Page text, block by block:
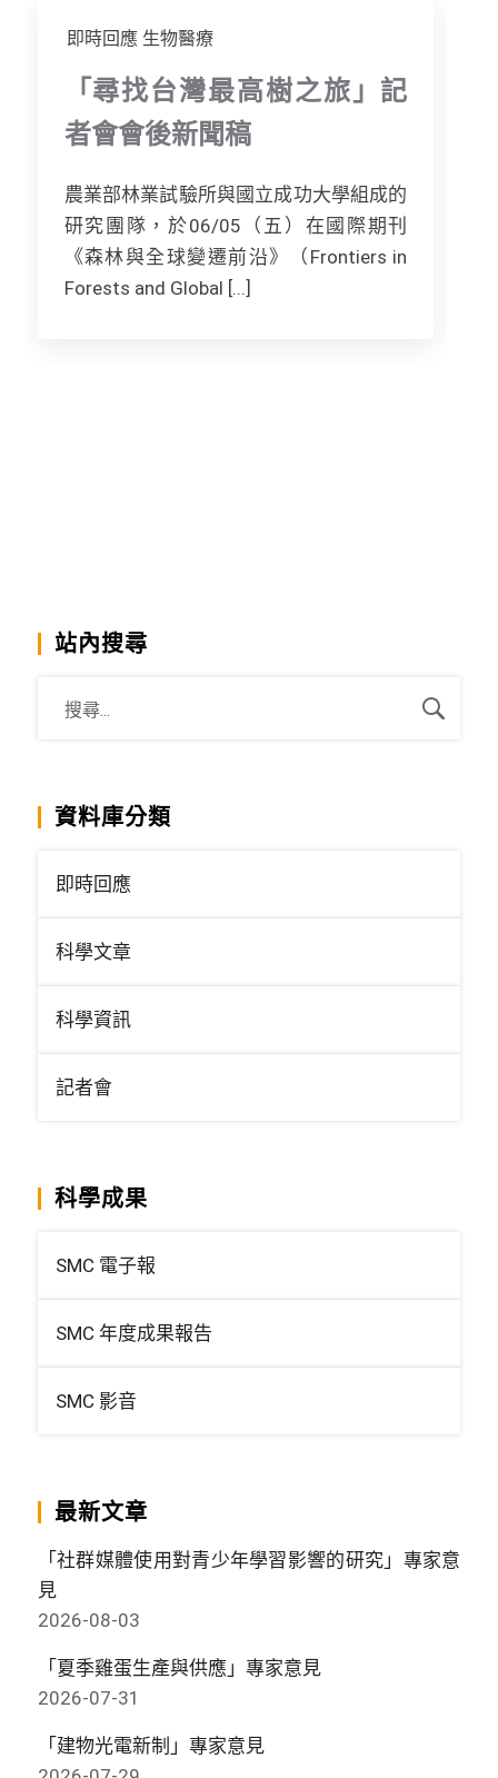
即時回應 生物醫療
「尋找台灣最高樹之旅」記
者會會後新聞稿
農業部林業試驗所與國立成功大學組成的
研究團隊，於06/05（五）在國際期刊
《森林與全球變遷前沿》（Frontiers in
Forests and Global [...]
站內搜尋
資料庫分類
即時回應
科學文章
科學資訊
記者會
科學成果
SMC 電子報
SMC 年度成果報告
SMC 影音
最新文章
「社群媒體使用對青少年學習影響的研究」專家意
見
2026-08-03
「夏季雞蛋生產與供應」專家意見
2026-07-31
「建物光電新制」專家意見